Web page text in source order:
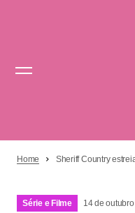
Home Sheriff Country
Série e Filme 14 de